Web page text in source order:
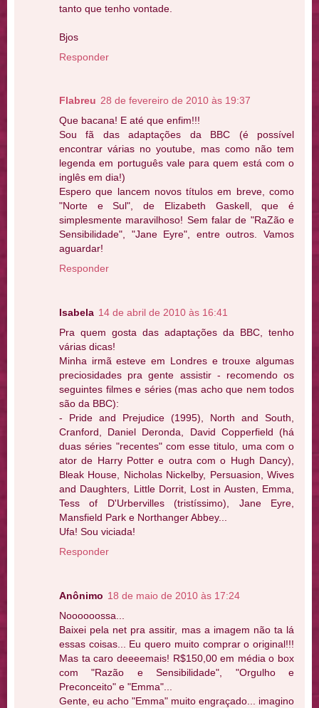
tanto que tenho vontade.
Bjos
Responder
Flabreu 28 de fevereiro de 2010 às 19:37
Que bacana! E até que enfim!!!
Sou fã das adaptações da BBC (é possível
encontrar várias no youtube, mas como não tem
legenda em português vale para quem está com o
inglês em dia!)
Espero que lancem novos títulos em breve, como
"Norte e Sul", de Elizabeth Gaskell, que é
simplesmente maravilhoso! Sem falar de "RaZão e
Sensibilidade", "Jane Eyre", entre outros. Vamos
aguardar!
Responder
Isabela 14 de abril de 2010 às 16:41
Pra quem gosta das adaptações da BBC, tenho
várias dicas!
Minha irmã esteve em Londres e trouxe algumas
preciosidades pra gente assistir - recomendo os
seguintes filmes e séries (mas acho que nem todos
são da BBC):
- Pride and Prejudice (1995), North and South,
Cranford, Daniel Deronda, David Copperfield (há
duas séries "recentes" com esse titulo, uma com o
ator de Harry Potter e outra com o Hugh Dancy),
Bleak House, Nicholas Nickelby, Persuasion, Wives
and Daughters, Little Dorrit, Lost in Austen, Emma,
Tess of D'Urbervilles (tristíssimo), Jane Eyre,
Mansfield Park e Northanger Abbey...
Ufa! Sou viciada!
Responder
Anônimo 18 de maio de 2010 às 17:24
Noooooossa...
Baixei pela net pra assitir, mas a imagem não ta lá
essas coisas... Eu quero muito comprar o original!!!
Mas ta caro deeeemais! R$150,00 em média o box
com "Razão e Sensibilidade", "Orgulho e
Preconceito" e "Emma"...
Gente, eu acho "Emma" muito engraçado... imagino